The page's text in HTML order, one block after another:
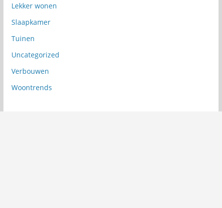
Lekker wonen
Slaapkamer
Tuinen
Uncategorized
Verbouwen
Woontrends